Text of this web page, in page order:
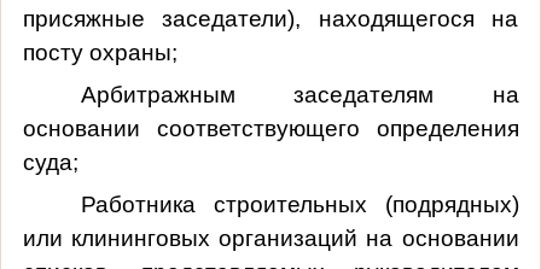
присяжные заседатели), находящегося на
посту охраны;
Арбитражным заседателям на
основании соответствующего определения
суда;
Работника строительных (подрядных)
или клининговых организаций на основании